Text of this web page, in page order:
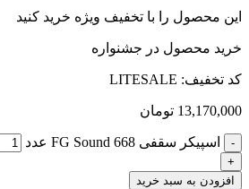
این محصول را با تخفیف ویژه خرید کنید
خرید محصول در جشنواره
کد تخفیف: LITESALE
13,170,000 تومان
اسپیکر سقفی FG Sound 668 عدد
افزودن به سبد خرید